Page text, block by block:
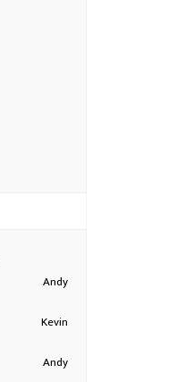
Andy
Kevin
Andy